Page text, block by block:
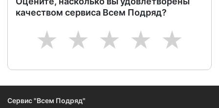
качеством сервиса Всем Подряд?
5
4
3
2
1
Сервис "Всем Подряд"